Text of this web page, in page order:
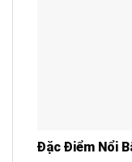
Đặc Điểm Nổi